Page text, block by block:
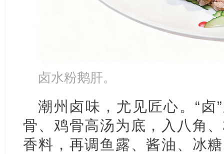
卤水粉鹅肝。
潮州卤味，尤见匠心。“卤
骨、鸡骨高汤为底，入八角
香料，再调鱼露、酱油、冰